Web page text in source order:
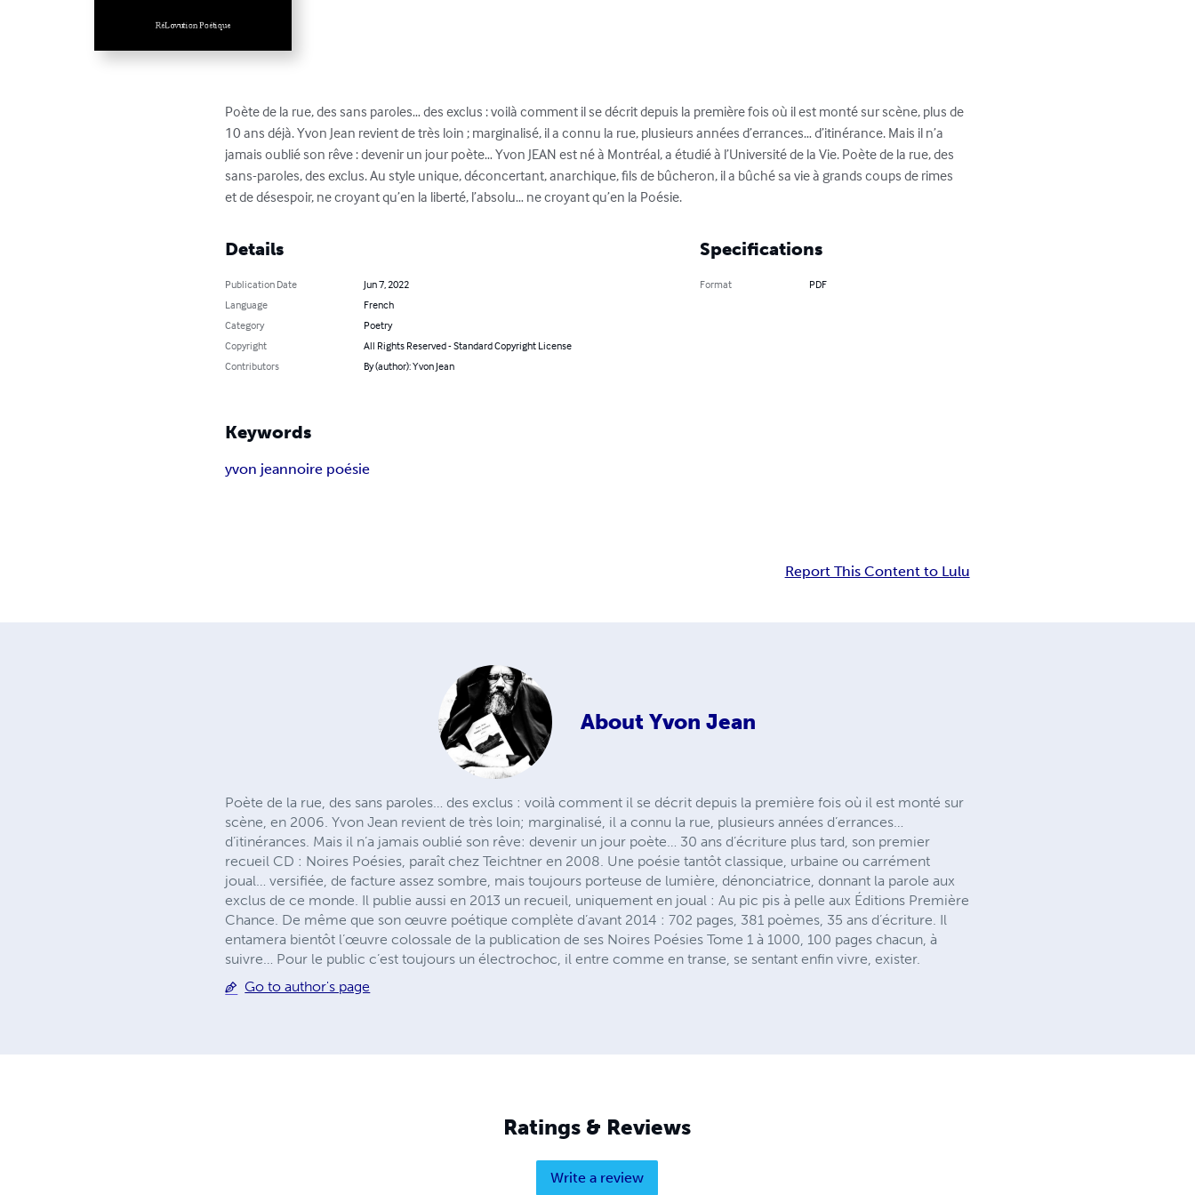
Poète de la rue, des sans paroles… des exclus : voilà comment il se décrit depuis la première fois où il est monté sur scène, plus de
10 ans déjà. Yvon Jean revient de très loin ; marginalisé, il a connu la rue, plusieurs années d’errances… d’itinérance. Mais il n’a
jamais oublié son rêve : devenir un jour poète… Yvon JEAN est né à Montréal, a étudié à l’Université de la Vie. Poète de la rue, des
sans-paroles, des exclus. Au style unique, déconcertant, anarchique, fils de bûcheron, il a bûché sa vie à grands coups de rimes
et de désespoir, ne croyant qu’en la liberté, l’absolu… ne croyant qu’en la Poésie.
Details
Publication Date
Jun 7, 2022
Language
French
Category
Poetry
Copyright
All Rights Reserved - Standard Copyright License
Contributors
By (author): Yvon Jean
Specifications
Format PDF
Keywords
yvon jeannoire poésie
Report This Content to Lulu
About Yvon Jean
Poète de la rue, des sans paroles… des exclus : voilà comment il se décrit depuis la première fois où il est monté sur
scène, en 2006. Yvon Jean revient de très loin; marginalisé, il a connu la rue, plusieurs années d’errances…
d’itinérances. Mais il n’a jamais oublié son rêve: devenir un jour poète… 30 ans d’écriture plus tard, son premier
recueil CD : Noires Poésies, paraît chez Teichtner en 2008. Une poésie tantôt classique, urbaine ou carrément
joual… versifiée, de facture assez sombre, mais toujours porteuse de lumière, dénonciatrice, donnant la parole aux
exclus de ce monde. Il publie aussi en 2013 un recueil, uniquement en joual : Au pic pis à pelle aux Éditions Première
Chance. De même que son œuvre poétique complète d’avant 2014 : 702 pages, 381 poèmes, 35 ans d’écriture. Il
entamera bientôt l’œuvre colossale de la publication de ses Noires Poésies Tome 1 à 1000, 100 pages chacun, à
suivre… Pour le public c’est toujours un électrochoc, il entre comme en transe, se sentant enfin vivre, exister.
Go to author's page
Ratings & Reviews
Write a review